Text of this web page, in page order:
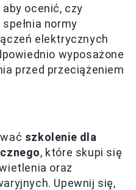
aby ocenić, czy
normy
elektrycznych
wyposażone
przed przeciążeniem
szkolenie dla
, które skupi się
oraz
Upewnij się,